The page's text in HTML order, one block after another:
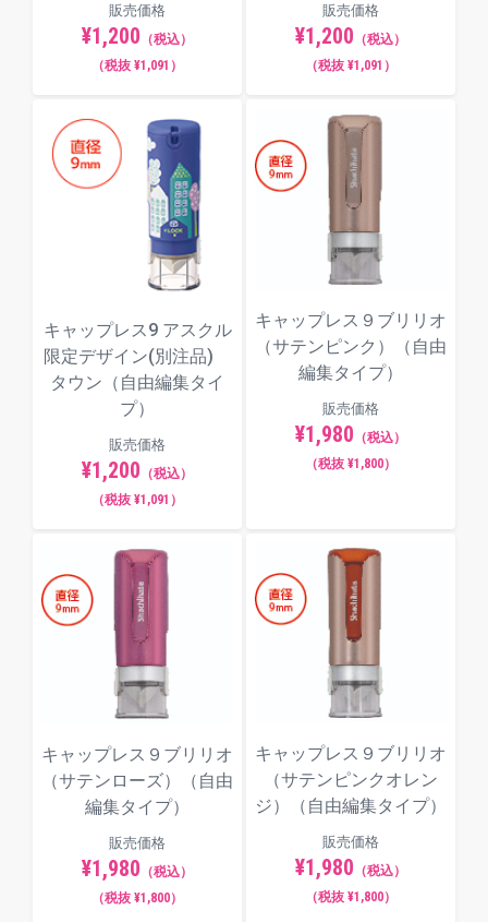
販売価格
¥1,200 （税込）
（税抜 ¥1,091）
販売価格
¥1,200 （税込）
（税抜 ¥1,091）
キャップレス9 アスクル
限定デザイン(別注品)
タウン（自由編集タイ
プ）
販売価格
¥1,200 （税込）
（税抜 ¥1,091）
キャップレス９ブリリオ
（サテンピンク）（自由
編集タイプ）
販売価格
¥1,980 （税込）
（税抜 ¥1,800）
キャップレス９ブリリオ
（サテンローズ）（自由
編集タイプ）
販売価格
¥1,980 （税込）
（税抜 ¥1,800）
キャップレス９ブリリオ
（サテンピンクオレン
ジ）（自由編集タイプ）
販売価格
¥1,980 （税込）
（税抜 ¥1,800）